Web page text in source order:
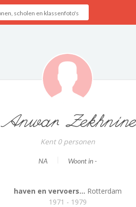
Anwar Zekhnine
Kent 0 personen
NA Woont in -
haven en vervoers... Rotterdam
1971 - 1979